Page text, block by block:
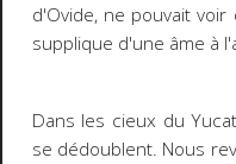
d'Ovide, ne pouvait
supplique d'une âme à
Dans les cieux du
se dédoublent. Nous